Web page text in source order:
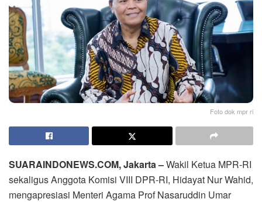
Foto dok mpr ri
SUARAINDONEWS.COM, Jakarta –Wakil Ketua MPR-RI
sekaligus Anggota Komisi VIII DPR-RI, Hidayat Nur Wahid,
mengapresiasi Menteri Agama Prof Nasaruddin Umar